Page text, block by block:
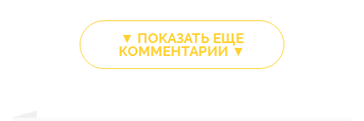
▼ ПОКАЗАТЬ ЕЩЕ
КОММЕНТАРИИ ▼